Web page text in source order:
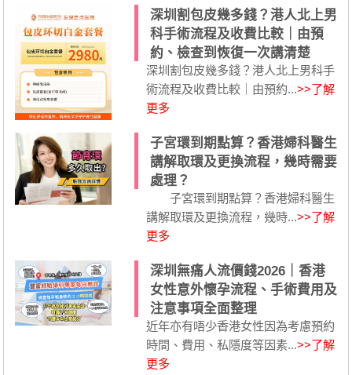
深圳割包皮幾多錢？港人北上男
科手術流程及收費比較｜由預
約、檢查到恢復一次講清楚
深圳割包皮幾多錢？港人北上男科手
術流程及收費比較｜由預約...>>了解
更多
子宮環到期點算？香港婦科醫生
講解取環及更換流程，幾時需要
處理？
子宮環到期點算？香港婦科醫生
講解取環及更換流程，幾時...>>了解
更多
深圳無痛人流價錢2026｜香港
女性意外懷孕流程、手術費用及
注意事項全面整理
近年亦有唔少香港女性因為考慮預約
時間、費用、私隱度等因素...>>了解
更多